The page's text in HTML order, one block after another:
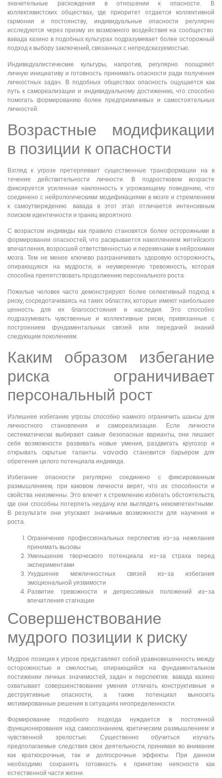
значительные расхождения в отношении к опасности. В
коллективистских обществах, где приоритет отдается коллективной
гармонии и постоянству, индивидуальные опасности регулярно
исследуются через призму их возможного воздействия на сообщество.
вавада казино в подобных культурах подразумевает более осторожный
подход к выбору заключений, связанных с непредсказуемостью.
Индивидуалистические культуры, напротив, регулярно поощряют
личную инициативу и готовность принимать опасности ради получения
личностных задач. В подобных обществах опасность ощущается как
путь к самореализации и индивидуальному достижению, что способно
помогать формированию более предприимчивых и самостоятельных
личностей.
Возрастные модификации
в позиции к опасности
Взгляд к угрозе претерпевает существенные трансформации на в
течение действительности личности. В подростковом возрасте
фиксируется усиленная наклонность к угрожающему поведению, что
соединено с нейрологическими модификациями в мозге и стремлением
к самоутверждению. вавада в этот этап отличается интенсивным
поиском идентичности и границ вероятного.
С возрастом индивиды как правило становятся более осторожными в
формировании опасностей, что раскрывается накоплением житейского
впечатления, возросшей ответственностью и переменами в нейрохимии
мозга. Тем не менее ключево разграничивать здоровую осторожность,
опирающуюся на мудрости, и неумеренную тревожность, которая
способна препятствовать продолжению персонального роста.
Пожилые человек часто демонстрируют более селективный подход к
риску, сосредотачиваясь на таких областях, которые имеют наибольшее
ценность для их благосостояния и наследия. Это способно
подразумевать чувственные и коллективные риски, привязанные с
построением фундаментальных связей или передачей знаний
следующим поколениям.
Каким образом избегание
риска ограничивает
персональный рост
Излишнее избегание угрозы способно намного ограничить шансы для
личностного становления и самореализации. Если личности
систематически выбирают самые безопасные варианты, они лишают
себя возможности развивать новые умения, раздвигать кругозор и
открывать скрытые таланты. vavada становится барьером для
обретения целого потенциала индивида.
Избегание опасности регулярно соединено с фиксированным
размышлением, при каковом личности верят, что их способности и
свойства неизменны. Это влечет к стремлению избегать обстоятельств,
где они способны потерпеть неудачу или выглядеть некомпетентными.
В результате они упускают значимые возможности для научения и
роста.
Ограничение профессиональных перспектив из-за нежелания
принимать вызовы
Уменьшение творческого потенциала из-за страха перед
экспериментами
Ухудшение межличностных связей из-за избегания
эмоциональной уязвимости
Развитие тревожности и депрессивных положений из-за
впечатления стагнации
Совершенствование
мудрого позиции к риску
Мудрое позиция к угрозе представляет собой уравновешенность между
осторожностью и смелостью, опирающийся на фундаментальном
постижении личных значимостей, задач и перспектив. вавада казино
охватывает совершенствование умения отличать конструктивные и
деструктивные опасности, а также потенциал выносить
мотивированные решения в ситуациях неопределенности.
Формирование подобного подхода нуждается в постоянной
функционирования над самосознанием, критическим размышлением и
чувственной зрелостью. Существенно обучиться изучать
предполагаемые следствия свои деятельности, принимая во внимание
как краткосрочные, так и долгосрочные эффекты. При данном
необходимо сохранять готовность к принятию неясности как
естественной части жизни.